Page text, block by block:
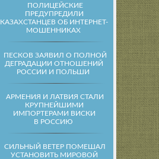
ПОЛИЦЕЙСКИЕ
ПРЕДУПРЕДИЛИ
КАЗАХСТАНЦЕВ ОБ ИНТЕРНЕТ-
МОШЕННИКАХ
ПЕСКОВ ЗАЯВИЛ О ПОЛНОЙ
ДЕГРАДАЦИИ ОТНОШЕНИЙ
РОССИИ И ПОЛЬШИ
АРМЕНИЯ И ЛАТВИЯ СТАЛИ
КРУПНЕЙШИМИ
ИМПОРТЕРАМИ ВИСКИ
В РОССИЮ
СИЛЬНЫЙ ВЕТЕР ПОМЕШАЛ
УСТАНОВИТЬ МИРОВОЙ